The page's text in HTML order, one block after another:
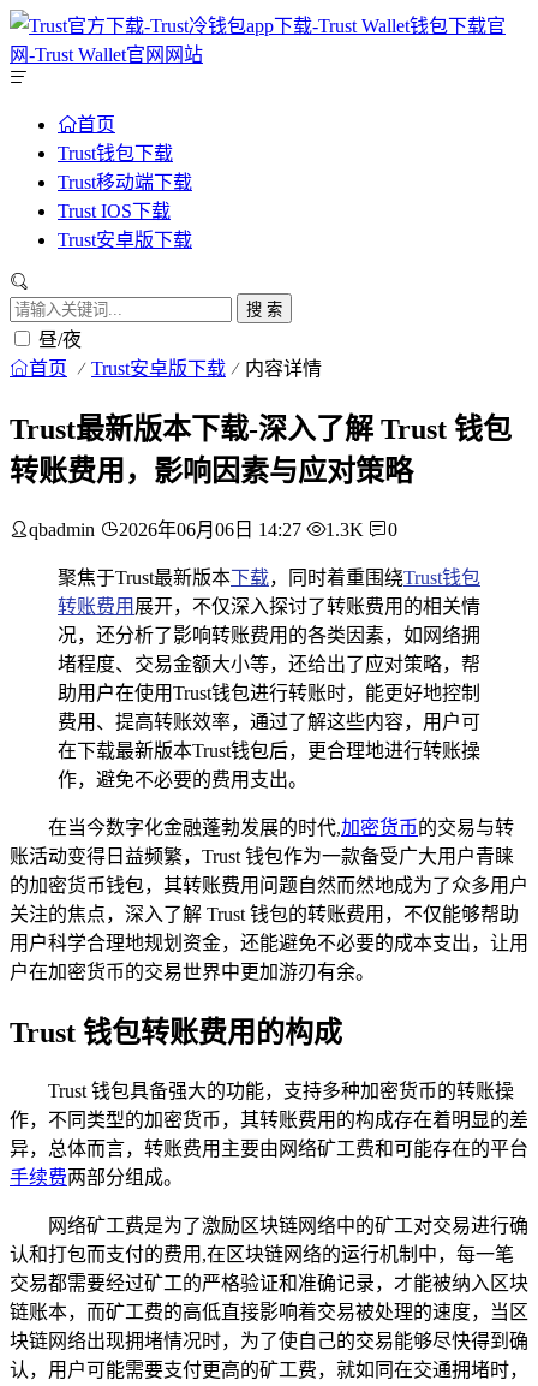
首页
Trust钱包下载
Trust移动端下载
Trust IOS下载
Trust安卓版下载
搜 索
昼/夜
首页 Trust安卓版下载 内容详情
Trust最新版本下载-深入了解 Trust 钱包
转账费用，影响因素与应对策略
qbadmin 2026年06月06日 14:27 1.3K 0
聚焦于Trust最新版本下载，同时着重围绕Trust钱包
转账费用 展开，不仅深入探讨了转账费用的相关情
况，还分析了影响转账费用的各类因素，如网络拥
堵程度、交易金额大小等，还给出了应对策略，帮
助用户在使用Trust钱包进行转账时，能更好地控制
费用、提高转账效率，通过了解这些内容，用户可
在下载最新版本Trust钱包后，更合理地进行转账操
作，避免不必要的费用支出。
在当今数字化金融蓬勃发展的时代,加密货币的交易与转
账活动变得日益频繁，Trust 钱包作为一款备受广大用户青睐
的加密货币钱包，其转账费用问题自然而然地成为了众多用户
关注的焦点，深入了解 Trust 钱包的转账费用，不仅能够帮助
用户科学合理地规划资金，还能避免不必要的成本支出，让用
户在加密货币的交易世界中更加游刃有余。
Trust 钱包转账费用的构成
Trust 钱包具备强大的功能，支持多种加密货币的转账操
作，不同类型的加密货币，其转账费用的构成存在着明显的差
异，总体而言，转账费用主要由网络矿工费和可能存在的平台
手续费两部分组成。
网络矿工费是为了激励区块链网络中的矿工对交易进行确
认和打包而支付的费用,在区块链网络的运行机制中，每一笔
交易都需要经过矿工的严格验证和准确记录，才能被纳入区块
链账本，而矿工费的高低直接影响着交易被处理的速度，当区
块链网络出现拥堵情况时，为了使自己的交易能够尽快得到确
认，用户可能需要支付更高的矿工费，就如同在交通拥堵时，